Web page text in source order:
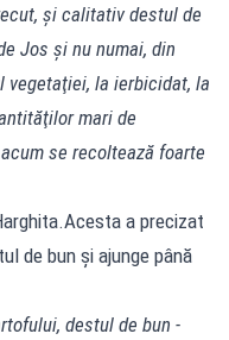
şi calitativ destul de
Jos şi nu numai, din
la ierbicidat, la
mari de
se recoltează foarte
a precizat
de bun şi ajunge până
destul de bun -